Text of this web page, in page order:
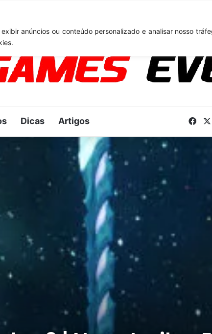
anúncios ou conteúdo personalizado e analisar nosso
Dicas Artigos